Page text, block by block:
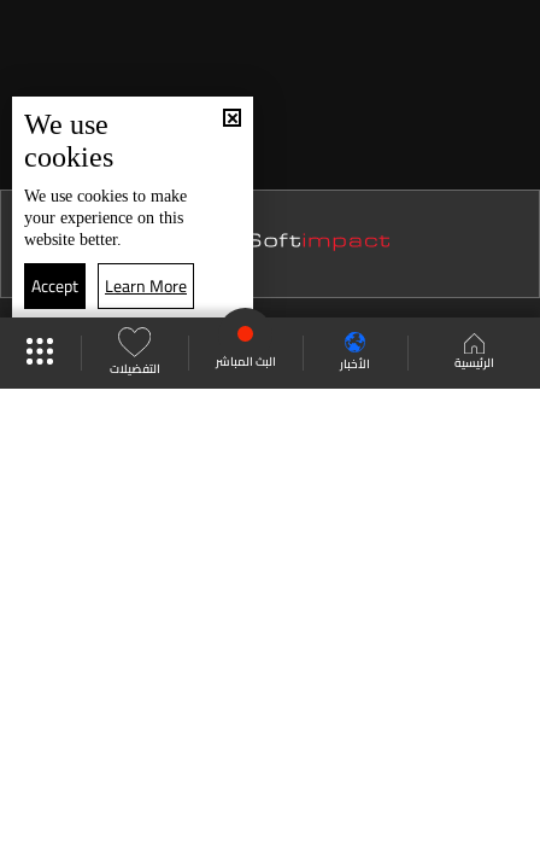
الرئيسية الأخبار البث المباشر التفضيلات
We use
cookies
We use cookies to make
your experience on this
website better.
Accept
Learn More
موقع البرامج
جدول البرامج البث المباشر